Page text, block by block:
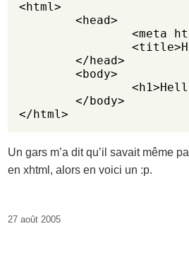
<html>
	<head>
		<meta http-equiv="Content-Type" content="text/html; charset=utf-8" />
		<title>Hello World!</title>
	</head>
	<body>
		<h1>Hello World!</h1>
	</body>
</html>
Un gars m’a dit qu’il savait même
en xhtml, alors en voici un :p.
27 août 2005